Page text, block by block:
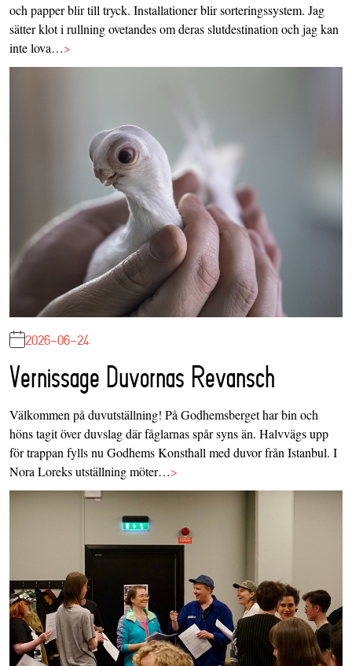
och papper blir till tryck. Installationer blir sorteringssystem. Jag
sätter klot i rullning ovetandes om deras slutdestination och jag kan
inte lova…>
2026-06-24
Vernissage Duvornas Revansch
Välkommen på duvutställning! På Godhemsberget har bin och
höns tagit över duvslag där fåglarnas spår syns än. Halvvägs upp
för trappan fylls nu Godhems Konsthall med duvor från Istanbul. I
Nora Loreks utställning möter…>